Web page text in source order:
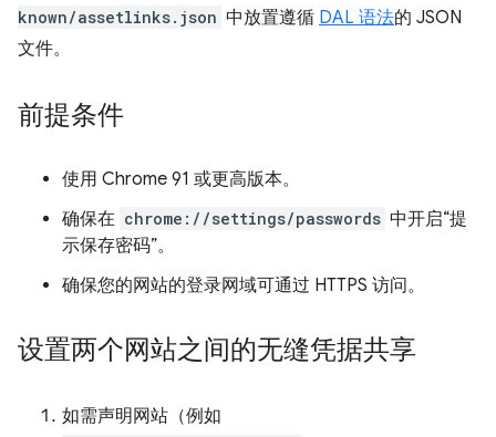
known/assetlinks.json 中放置遵循 DAL 语法的 JSON
文件。
前提条件
使用 Chrome 91 或更高版本。
确保在 chrome://settings/passwords 中开启“提
示保存密码”。
确保您的网站的登录网域可通过 HTTPS 访问。
设置两个网站之间的无缝凭据共享
如需声明网站（例如